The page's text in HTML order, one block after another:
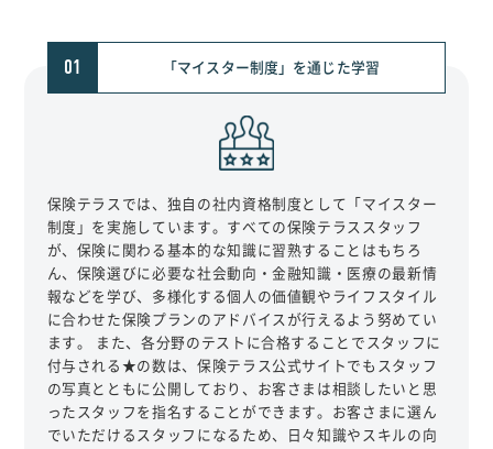
01 「マイスター制度」を通じた学習
保険テラスでは、独自の社内資格制度として「マイスター
制度」を実施しています。すべての保険テラススタッフ
が、保険に関わる基本的な知識に習熟することはもちろ
ん、保険選びに必要な社会動向・金融知識・医療の最新情
報などを学び、多様化する個人の価値観やライフスタイル
に合わせた保険プランのアドバイスが行えるよう努めてい
ます。 また、各分野のテストに合格することでスタッフに
付与される★の数は、保険テラス公式サイトでもスタッフ
の写真とともに公開しており、お客さまは相談したいと思
ったスタッフを指名することができます。お客さまに選ん
でいただけるスタッフになるため、日々知識やスキルの向